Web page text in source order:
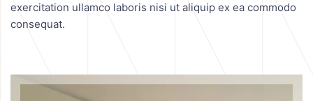
exercitation ullamco laboris nisi ut aliquip ex ea commodo
consequat.